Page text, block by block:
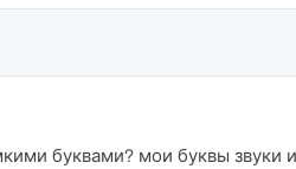
буквами? мои буквы